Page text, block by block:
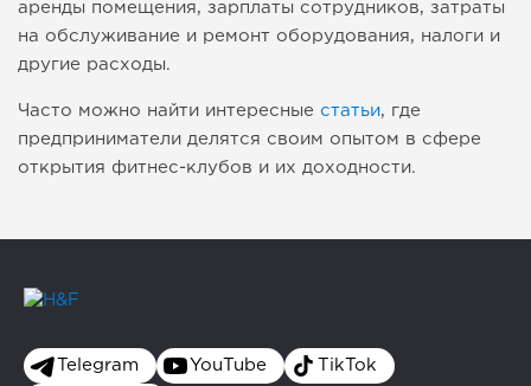
аренды помещения, зарплаты сотрудников, затраты
на обслуживание и ремонт оборудования, налоги и
другие расходы.
Часто можно найти интересные статьи, где
предприниматели делятся своим опытом в сфере
открытия фитнес-клубов и их доходности.
Telegram YouTube TikTok